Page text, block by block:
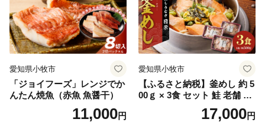
愛知県小牧市
「ジョイフーズ」レンジでか
んたん焼魚（赤魚 魚醤干）
11,000円
愛知県小牧市
【ふるさと納税】釜めし 約 5
00ｇ × 3食 セット 鮭 老舗 急
速冷凍 レンチン 時短 簡単調
理 食品 加工品 海鮮 手作り
17,000円